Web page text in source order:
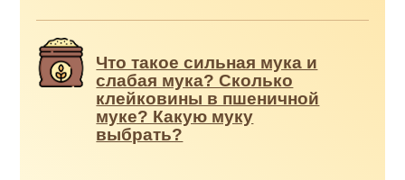
Что такое сильная мука и
слабая мука? Сколько
клейковины в пшеничной
муке? Какую муку
выбрать?